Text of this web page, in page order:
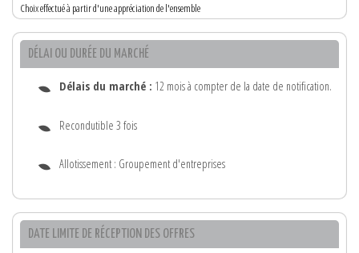
Choix effectué à partir d'une appréciation de l'ensemble
DÉLAI OU DURÉE DU MARCHÉ
Délais du marché : 12 mois à compter de la date de notification.
Recondutible 3 fois
Allotissement : Groupement d'entreprises
DATE LIMITE DE RÉCEPTION DES OFFRES